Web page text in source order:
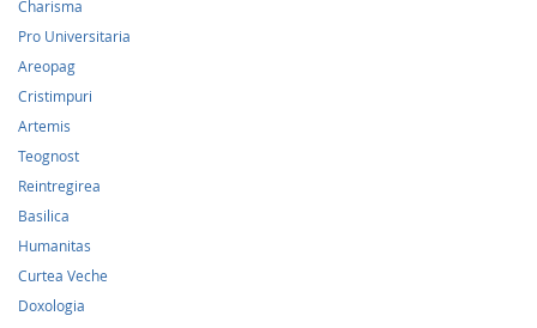
Charisma
Pro Universitaria
Areopag
Cristimpuri
Artemis
Teognost
Reintregirea
Basilica
Humanitas
Curtea Veche
Doxologia